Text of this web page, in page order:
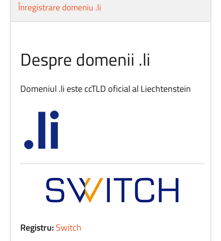
Înregistrare domeniu .li
Despre domenii .li
Domeniul .li este ccTLD oficial al Liechtenstein
Registru:Switch